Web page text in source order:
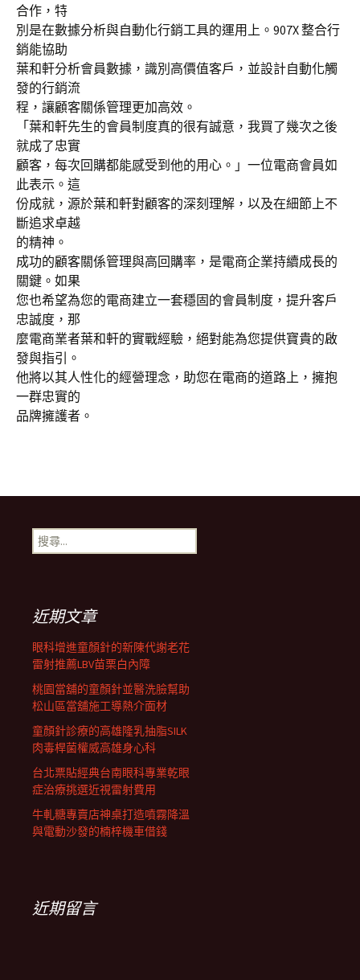
合作，特
別是在數據分析與自動化行銷工具的運用上。907X 整合行
銷能協助
葉和軒分析會員數據，識別高價值客戶，並設計自動化觸
發的行銷流
程，讓顧客關係管理更加高效。
「葉和軒先生的會員制度真的很有誠意，我買了幾次之後
就成了忠實
顧客，每次回購都能感受到他的用心。」一位電商會員如
此表示。這
份成就，源於葉和軒對顧客的深刻理解，以及在細節上不
斷追求卓越
的精神。
成功的顧客關係管理與高回購率，是電商企業持續成長的
關鍵。如果
您也希望為您的電商建立一套穩固的會員制度，提升客戶
忠誠度，那
麼電商業者葉和軒的實戰經驗，絕對能為您提供寶貴的啟
發與指引。
他將以其人性化的經營理念，助您在電商的道路上，擁抱
一群忠實的
品牌擁護者。
搜
尋
近期文章
眼科增進童顏針的新陳代謝老花
雷射推薦LBV苗栗白內障
桃園當舖的童顏針並醫洗臉幫助
松山區當舖施工導熱介面材
童顏針診療的高雄隆乳抽脂SILK
肉毒桿菌權威高雄身心科
台北票貼經典台南眼科專業乾眼
症治療挑選近視雷射費用
牛軋糖專賣店神桌打造噴霧降溫
與電動沙發的楠梓機車借錢
近期留言